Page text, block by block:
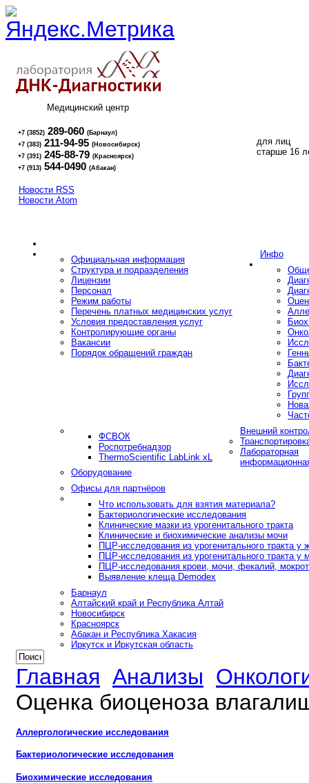
Медицинский центр
+7 (3852) 289-060 (Барнаул)
+7 (383) 211-94-95 (Новосибирск)
+7 (391) 245-88-79 (Красноярск)
+7 (913) 544-0490 (Абакан)
для лиц
старше 16
Новости RSS
Новости Atom
Инфо
Официальная информация
Структура и подразделения
Лицензии
Персонал
Режим работы
Перечень платных медицинских услуг
Условия предоставления услуг
Контролирующие органы
Вакансии
Порядок обращений граждан
Внешний
ФСВОК
Роспотребнадзор
ThermoScientific LabLink xL
Лабораторная
Оборудование
Офисы для партнёров
Что использовать для взятия материала?
Бактериологические исследования
Клинические мазки из урогенитального тракта
Клинические и биохимические анализы мочи
ПЦР-исследования из урогенитального тракта у
ПЦР-исследования из урогенитального тракта у
ПЦР-исследования крови, мочи, фекалий,
Выявление клеща Demodex
Барнаул
Алтайский край и Республика Алтай
Новосибирск
Красноярск
Абакан и Республика Хакасия
Иркутск и Иркутская область
Главная Анализы
Оценка биоценоза
Аллергологические исследования
Бактериологические исследования
Биохимические исследования